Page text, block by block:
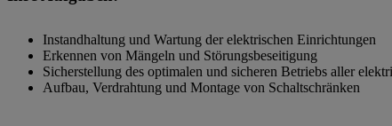
Instandhaltung und Wartung der elektrischen Einrichtungen
Erkennen von Mängeln und Störungsbeseitigung
Sicherstellung des optimalen und sicheren Betriebs aller
Aufbau, Verdrahtung und Montage von Schaltschränken